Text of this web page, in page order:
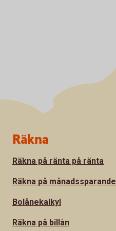
Sidfot
Räkna
Räkna på ränta på ränta
Räkna på månadssparande
Bolånekalkyl
Räkna på billån